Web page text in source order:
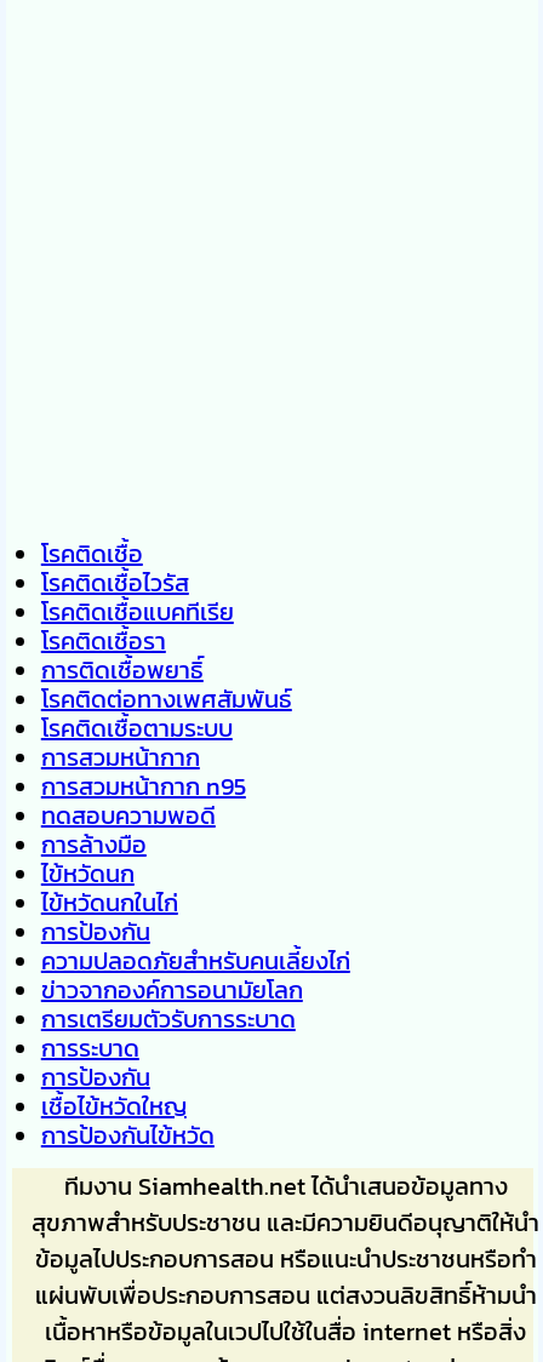
โรคติดเชื้อ
โรคติดเชื้อไวรัส
โรคติดเชื้อแบคทีเรีย
โรคติดเชื้อรา
การติดเชื้อพยาธิ์
โรคติดต่อทางเพศสัมพันธ์
โรคติดเชื้อตามระบบ
การสวมหน้ากาก
การสวมหน้ากาก n95
ทดสอบความพอดี
การล้างมือ
ไข้หวัดนก
ไข้หวัดนกในไก่
การป้องกัน
ความปลอดภัยสำหรับคนเลี้ยงไก่
ข่าวจากองค์การอนามัยโลก
การเตรียมตัวรับการระบาด
การระบาด
การป้องกัน
เชื้อไข้หวัดใหญ
การป้องกันไข้หวัด
ทีมงาน Siamhealth.net ได้นำเสนอข้อมูลทาง
สุขภาพสำหรับประชาชน และมีความยินดีอนุญาติให้นำ
ข้อมูลไปประกอบการสอน หรือแนะนำประชาชนหรือทำ
แผ่นพับเพื่อประกอบการสอน แต่สงวนลิขสิทธิ์ห้ามนำ
เนื้อหาหรือข้อมูลในเวปไปใช้ในสื่อ internet หรือสิ่ง